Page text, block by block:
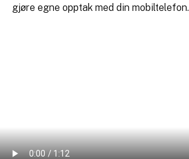
gjøre egne opptak med din mobiltelefon.